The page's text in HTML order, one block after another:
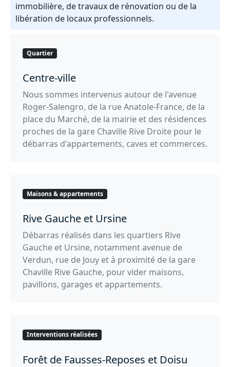
immobilière, de travaux de rénovation ou de la
libération de locaux professionnels.
Quartier
Centre-ville
Nous sommes intervenus autour de l'avenue
Roger-Salengro, de la rue Anatole-France, de la
place du Marché, de la mairie et des résidences
proches de la gare Chaville Rive Droite pour le
débarras d'appartements, caves et commerces.
Maisons & appartements
Rive Gauche et Ursine
Débarras réalisés dans les quartiers Rive
Gauche et Ursine, notamment avenue de
Verdun, rue de Jouy et à proximité de la gare
Chaville Rive Gauche, pour vider maisons,
pavillons, garages et appartements.
Interventions réalisées
Forêt de Fausses-Reposes et Doisu